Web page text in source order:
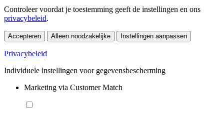
Controleer voordat je toestemming geeft de instellingen en ons
privacybeleid.
Accepteren Alleen noodzakelijke Instellingen aanpassen
Privacybeleid
Individuele instellingen voor gegevensbescherming
Marketing via Customer Match